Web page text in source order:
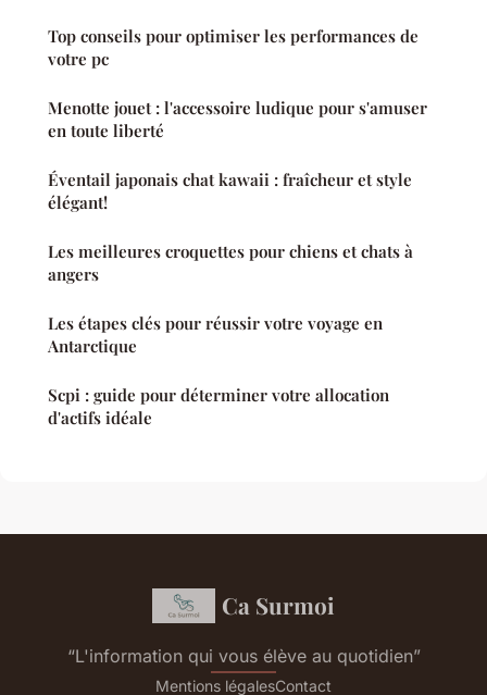
Top conseils pour optimiser les performances de
votre pc
Menotte jouet : l'accessoire ludique pour s'amuser
en toute liberté
Éventail japonais chat kawaii : fraîcheur et style
élégant!
Les meilleures croquettes pour chiens et chats à
angers
Les étapes clés pour réussir votre voyage en
Antarctique
Scpi : guide pour déterminer votre allocation
d'actifs idéale
Ca Surmoi
“L'information qui vous élève au quotidien”
Mentions légalesContact